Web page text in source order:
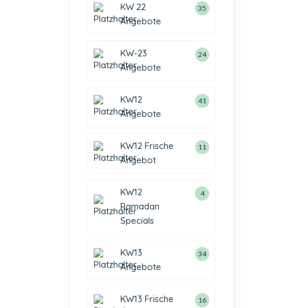
KW 22
Angebote
35
KW-23
Angebote
24
KW12
Angebote
41
KW12 Frische
Angebot
11
KW12
Ramadan
Specials
4
KW13
Angebote
34
KW13 Frische
16